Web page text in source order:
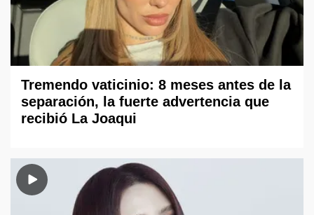
Tremendo vaticinio: 8 meses antes de la
separación, la fuerte advertencia que
recibió La Joaqui